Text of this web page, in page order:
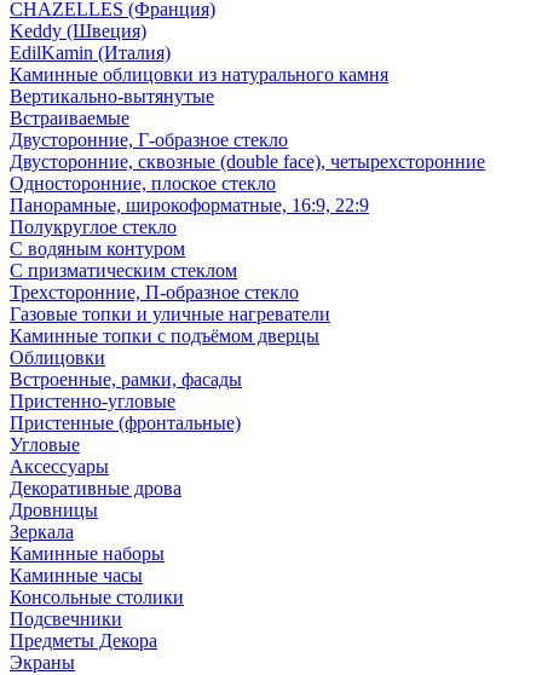
CHAZELLES (Франция)
Keddy (Швеция)
EdilKamin (Италия)
Каминные облицовки из натурального камня
Вертикально-вытянутые
Встраиваемые
Двусторонние, Г-образное стекло
Двусторонние, сквозные (double face), четырехсторонние
Односторонние, плоское стекло
Панорамные, широкоформатные, 16:9, 22:9
Полукруглое стекло
С водяным контуром
С призматическим стеклом
Трехсторонние, П-образное стекло
Газовые топки и уличные нагреватели
Каминные топки с подъёмом дверцы
Облицовки
Встроенные, рамки, фасады
Пристенно-угловые
Пристенные (фронтальные)
Угловые
Аксессуары
Декоративные дрова
Дровницы
Зеркала
Каминные наборы
Каминные часы
Консольные столики
Подсвечники
Предметы Декора
Экраны